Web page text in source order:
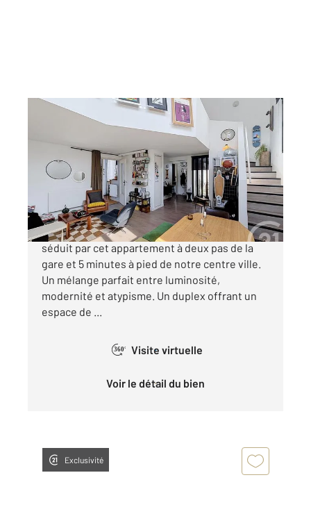
CHARTRES 28
, 3 pièces
Ref : 27886
Appartement Duplex à vendre
199 500 €
CHARTRES Gare - Vous ne pourrez être que
séduit par cet appartement à deux pas de la
gare et 5 minutes à pied de notre centre ville.
Un mélange parfait entre luminosité,
modernité et atypisme. Un duplex offrant un
espace de ...
360° Visite virtuelle
Voir le détail du bien
Exclusivité